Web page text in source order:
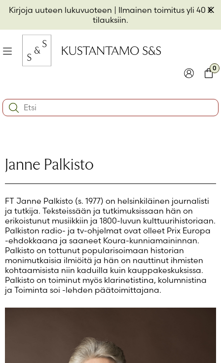
Kirjoja uuteen lukuvuoteen | Ilmainen toimitus yli 40 €
tilauksiin.
Hyppää
sisältöön
Valikko
Kirjaudu sisään
Salasana unohtunut?
Eikö sinulla ole tiliä?
Luo uusi tili
0
Search:
Janne Palkisto
FT Janne Palkisto (s. 1977) on helsinkiläinen journalisti
ja tutkija. Teksteissään ja tutkimuksissaan hän on
erikoistunut musiikkiin ja 1800-luvun kulttuurihistoriaan.
Palkiston radio- ja tv-ohjelmat ovat olleet Prix Europa
-ehdokkaana ja saaneet Koura-kunniamaininnan.
Palkisto on tottunut popularisoimaan historian
monimutkaisia ilmiöitä ja hän on nauttinut ihmisten
kohtaamisista niin kaduilla kuin kauppakeskuksissa.
Palkisto on toiminut myös klarinetistina, kolumnistina
ja Toiminta soi -lehden päätoimittajana.